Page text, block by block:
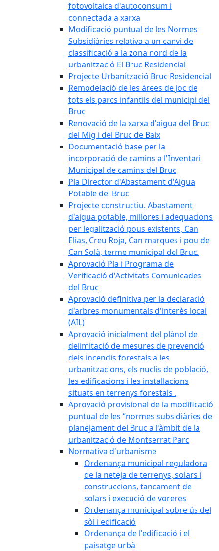
fotovoltaica d'autoconsum i
connectada a xarxa
Modificació puntual de les Normes
Subsidiàries relativa a un canvi de
classificació a la zona nord de la
urbanització El Bruc Residencial
Projecte Urbanització Bruc Residencial
Remodelació de les àrees de joc de
tots els parcs infantils del municipi del
Bruc
Renovació de la xarxa d'aigua del Bruc
del Mig i del Bruc de Baix
Documentació base per la
incorporació de camins a l'Inventari
Municipal de camins del Bruc
Pla Director d'Abastament d'Aigua
Potable del Bruc
Projecte constructiu. Abastament
d'aigua potable, millores i adequacions
per legalització pous existents, Can
Elias, Creu Roja, Can marques i pou de
Can Solà, terme municipal del Bruc.
Aprovació Pla i Programa de
Verificació d'Activitats Comunicades
del Bruc
Aprovació definitiva per la declaració
d'arbres monumentals d'interès local
(AIL)
Aprovació inicialment del plànol de
delimitació de mesures de prevenció
dels incendis forestals a les
urbanitzacions, els nuclis de població,
les edificacions i les instal·lacions
situats en terrenys forestals .
Aprovació provisional de la modificació
puntual de les “normes subsidiàries de
planejament del Bruc a l'àmbit de la
urbanització de Montserrat Parc
Normativa d'urbanisme
Ordenança municipal reguladora
de la neteja de terrenys, solars i
construccions, tancament de
solars i execució de voreres
Ordenança municipal sobre ús del
sòl i edificació
Ordenança de l'edificació i el
paisatge urbà